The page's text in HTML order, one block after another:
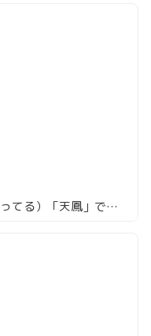
六本木一番のラーメン店（だと思ってる）「天鳳」で味噌ラーメンを頼んでみた